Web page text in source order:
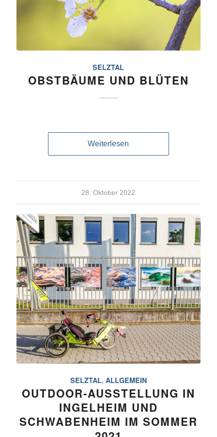
SELZTAL
OBSTBÄUME UND BLÜTEN
Weiterlesen
28. Oktober 2022
SELZTAL, ALLGEMEIN
OUTDOOR-AUSSTELLUNG IN
INGELHEIM UND
SCHWABENHEIM IM SOMMER